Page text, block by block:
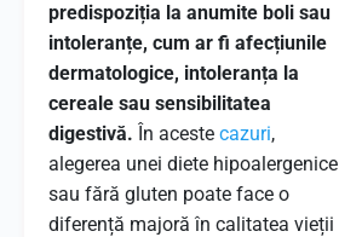
predispoziția la anumite boli sau
intoleranțe, cum ar fi afecțiunile
dermatologice, intoleranța la
cereale sau sensibilitatea
digestivă. În aceste cazuri,
alegerea unei diete hipoalergenice
sau fără gluten poate face o
diferență majoră în calitatea vieții